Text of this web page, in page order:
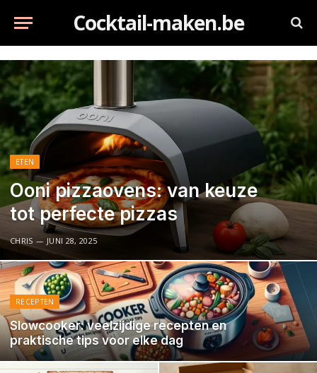
Cocktail-maken.be
ETEN
Ooni pizzaovens: van keuze
tot perfecte pizzas
CHRIS JUNI 28, 2025
RECEPTEN
Slowcooker: veelzijdige recepten en
praktische tips voor elke dag